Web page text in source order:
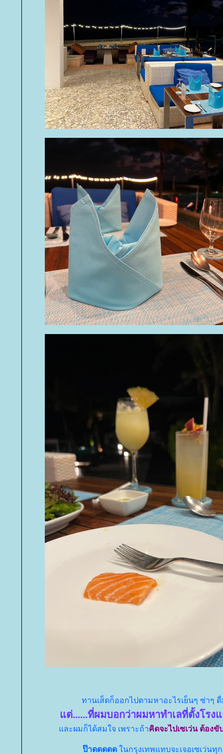
ทานเส็ดก็ออกไปตามหาอะไรเย็นๆ ซ่าๆ
ต่......ที่ผมบอกว่าผมหาทำเลที่ตั้งโรงแ
ละผมก็ได้สมใจ เพราะถ้าคิดจะไปเซเว่น ต้องขั
ป๊าดดดดด นกรุงเทพแทบจะเจอเซเว่นทุก